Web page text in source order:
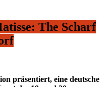
The Scharf
präsentiert, eine deutsche